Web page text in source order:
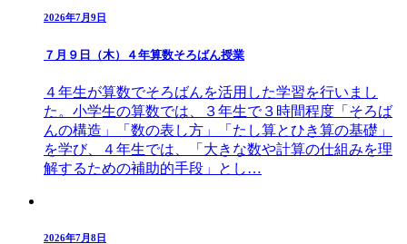
2026年7月9日
７月９日（木）４年算数そろばん授業
４年生が算数でそろばんを活用した学習を行いまし
た。小学生の算数では、３年生で３時間程度「そろば
んの構造」「数の表し方」「たし算とひき算の基礎」
を学び、４年生では、「大きな数や計算の仕組みを理
解するための補助的手段」とし…
2026年7月8日